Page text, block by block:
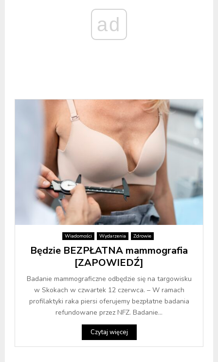
ad
Wiadomości Wydarzenia Zdrowie
Będzie BEZPŁATNA mammografia
[ZAPOWIEDŹ]
Badanie mammograficzne odbędzie się na targowisku
w Skokach w czwartek 12 czerwca. – W ramach
profilaktyki raka piersi oferujemy bezpłatne badania
refundowane przez NFZ. Badanie...
Czytaj więcej